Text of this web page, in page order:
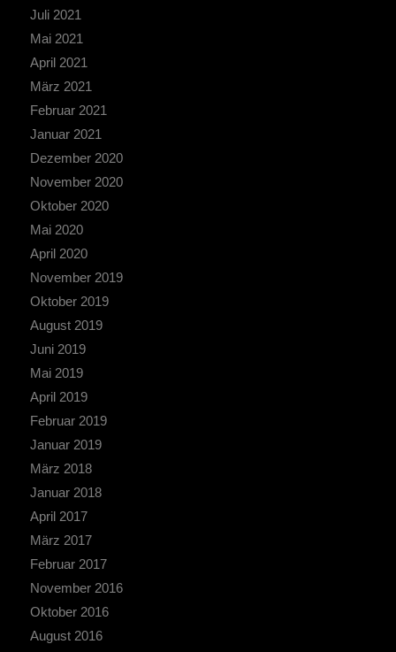
Juli 2021
Mai 2021
April 2021
März 2021
Februar 2021
Januar 2021
Dezember 2020
November 2020
Oktober 2020
Mai 2020
April 2020
November 2019
Oktober 2019
August 2019
Juni 2019
Mai 2019
April 2019
Februar 2019
Januar 2019
März 2018
Januar 2018
April 2017
März 2017
Februar 2017
November 2016
Oktober 2016
August 2016